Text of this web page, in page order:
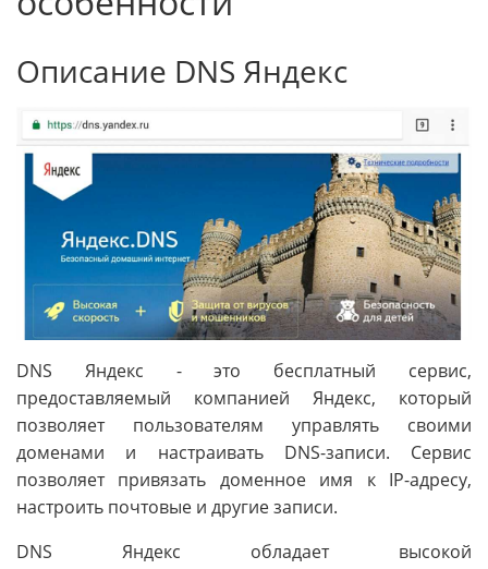
Описание DNS Яндекс
DNS Яндекс - это бесплатный сервис,
предоставляемый компанией Яндекс, который
позволяет пользователям управлять своими
доменами и настраивать DNS-записи. Сервис
позволяет привязать доменное имя к IP-адресу,
настроить почтовые и другие записи.
DNS Яндекс обладает высокой